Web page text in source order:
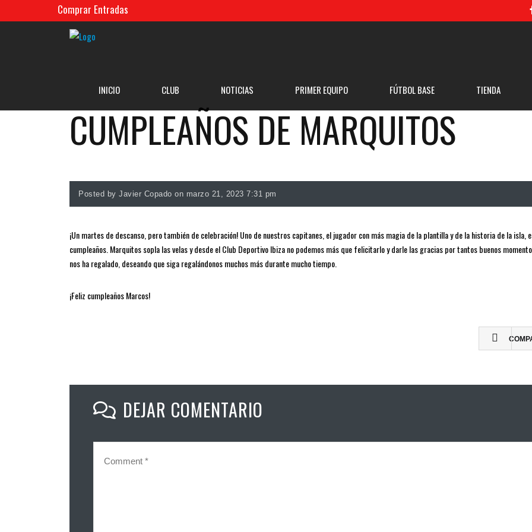
Comprar Entradas
INICIO CLUB NOTICIAS PRIMER EQUIPO FÚTBOL BASE TIENDA
CUMPLEAÑOS DE MARQUITOS
Posted by Javier Copado on marzo 21, 2023 7:31 pm
¡Un martes de descanso, pero también de celebración! Uno de nuestros capitanes, el jugador con más magia de la plantilla y de la historia de la isla,
cumpleaños. Marquitos sopla las velas y desde el Club Deportivo Ibiza no podemos más que felicitarlo y darle las gracias por tantos buenos
nos ha regalado, deseando que siga regalándonos muchos más durante mucho tiempo.
¡Feliz cumpleaños Marcos!
DEJAR COMENTARIO